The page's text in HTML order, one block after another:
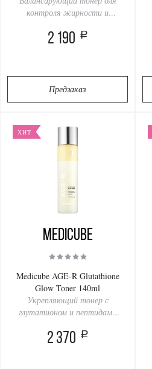
контроля жирности и
2 190 a
Предзаказ
ХИТ
Medicube
Medicube AGE-R Glutathione
Glow Toner 140ml
Укрепляющий тонер с
глутатионом и пептидами
кожи
2 370 a